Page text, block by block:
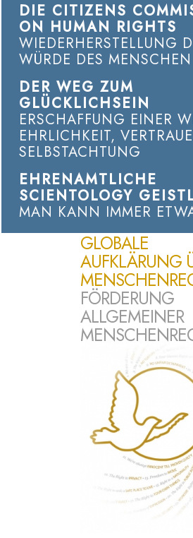
DIE CITIZENS
ON HUMAN RIGHTS
WIEDERHERSTELLUNG
WÜRDE DES MENSCHEN
DER WEG ZUM
GLÜCKLICHSEIN
ERSCHAFFUNG EINER
EHRLICHKEIT,
SELBSTACHTUNG
EHRENAMTLICHE
SCIENTOLOGY
MAN KANN IMMER
GLOBALE
AUFKLÄRUNG
FÖRDERUNG
ALLGEMEINER